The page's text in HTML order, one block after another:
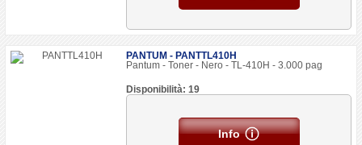
PANTUM - PANTTL410H
Pantum - Toner - Nero - TL-410H - 3.000 pag
Disponibilità: 19
Info